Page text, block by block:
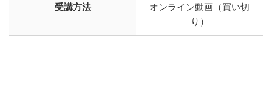
受講方法
オンライン動画（買い切
り）